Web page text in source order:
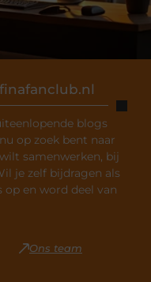
blogs
op zoek bent naar
samenwerken, bij
je zelf bijdragen als
en word deel van
Ons team